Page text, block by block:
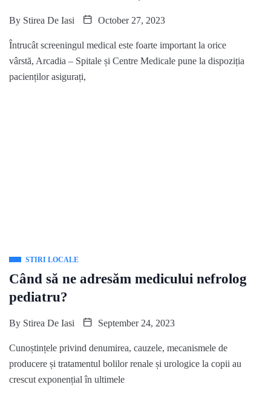
By Stirea De Iasi October 27, 2023
Întrucât screeningul medical este foarte important la orice
vârstă, Arcadia – Spitale și Centre Medicale pune la dispoziția
pacienților asigurați,
STIRI LOCALE
Când să ne adresăm medicului nefrolog
pediatru?
By Stirea De Iasi September 24, 2023
Cunoștințele privind denumirea, cauzele, mecanismele de
producere și tratamentul bolilor renale și urologice la copii au
crescut exponențial în ultimele